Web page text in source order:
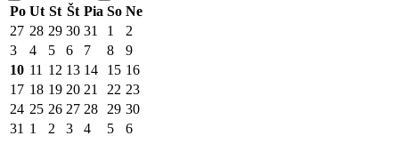
Po Ut St Št Pia So Ne
27 28 29 30 31 1
2
3
4 5 6 7 8
9
10 11 12 13 14 15 16
17 18 19 20 21 22 23
24 25 26 27 28 29 30
31 1 2 3 4 5 6